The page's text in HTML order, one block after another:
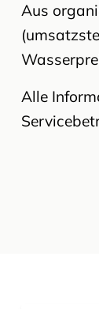
Aus
Alle